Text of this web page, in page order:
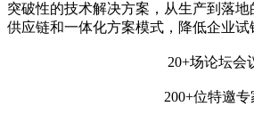
突破性的技术解决方案，从生产到落
供应链和一体化方案模式，降低企业试
20+场论坛会
200+位特邀专